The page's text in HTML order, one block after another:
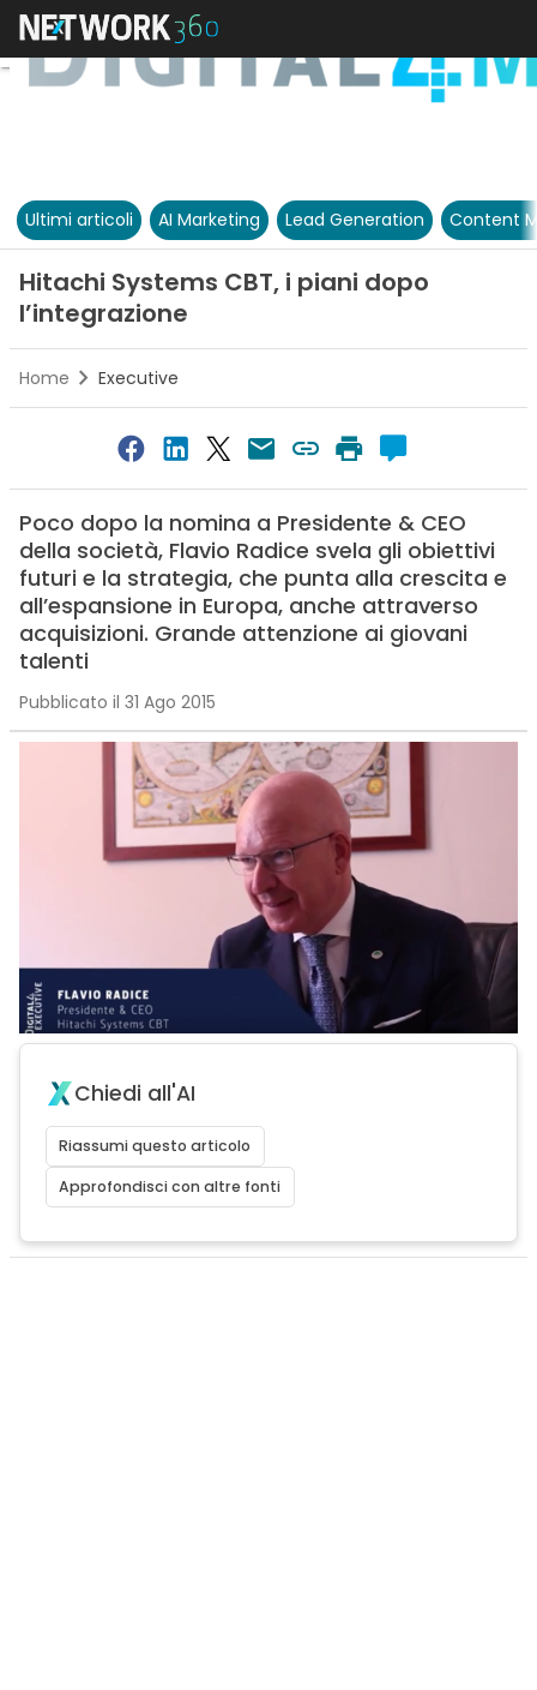
Ultimi articoli AI Marketing Lead Generation Content
Hitachi Systems CBT, i piani dopo
l’integrazione
Home Executive
Poco dopo la nomina a Presidente & CEO
della società, Flavio Radice svela gli obiettivi
futuri e la strategia, che punta alla crescita e
all’espansione in Europa, anche attraverso
acquisizioni. Grande attenzione ai giovani
talenti
Pubblicato il 31 Ago 2015
Chiedi all'AI
Riassumi questo articolo
Approfondisci con altre fonti